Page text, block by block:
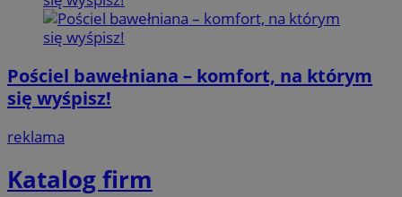
Pościel bawełniana – komfort, na którym
się wyśpisz!
reklama
Katalog firm